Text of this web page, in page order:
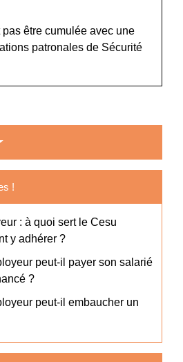
pas être cumulée avec une
patronales de Sécurité
!
: à quoi sert le Cesu
y adhérer ?
peut-il payer son salarié
?
peut-il embaucher un